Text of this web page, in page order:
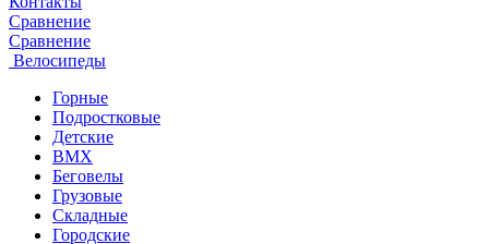
Сравнение
Сравнение
Велосипеды
Горные
Подростковые
Детские
BMX
Беговелы
Грузовые
Складные
Городские